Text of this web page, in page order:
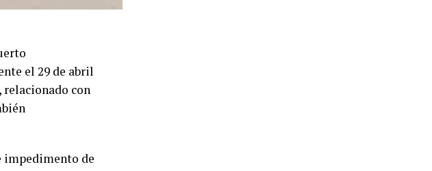
el 29 de abril
relacionado con
impedimento de